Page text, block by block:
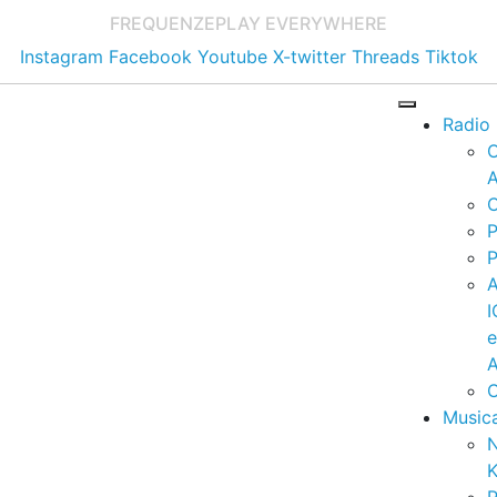
FREQUENZEPLAY EVERYWHERE
Instagram Facebook Youtube X-twitter Threads Tiktok
Radio
e